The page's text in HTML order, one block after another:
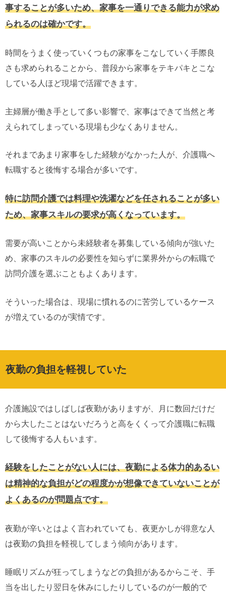
事することが多いため、家事を一通りできる能力が求め
られるのは確かです。
時間をうまく使っていくつもの家事をこなしていく手際良
さも求められることから、普段から家事をテキパキとこな
している人ほど現場で活躍できます。
主婦層が働き手として多い影響で、家事はできて当然と考
えられてしまっている現場も少なくありません。
それまであまり家事をした経験がなかった人が、介護職へ
転職すると後悔する場合が多いです。
特に訪問介護では料理や洗濯などを任されることが多い
ため、家事スキルの要求が高くなっています。
需要が高いことから未経験者を募集している傾向が強いた
め、家事のスキルの必要性を知らずに業界外からの転職で
訪問介護を選ぶこともよくあります。
そういった場合は、現場に慣れるのに苦労しているケース
が増えているのが実情です。
夜勤の負担を軽視していた
介護施設ではしばしば夜勤がありますが、月に数回だけだ
から大したことはないだろうと高をくくって介護職に転職
して後悔する人もいます。
経験をしたことがない人には、夜勤による体力的あるい
は精神的な負担がどの程度かが想像できていないことが
よくあるのが問題点です。
夜勤が辛いとはよく言われていても、夜更かしが得意な人
は夜勤の負担を軽視してしまう傾向があります。
睡眠リズムが狂ってしまうなどの負担があるからこそ、手
当を出したり翌日を休みにしたりしているのが一般的で